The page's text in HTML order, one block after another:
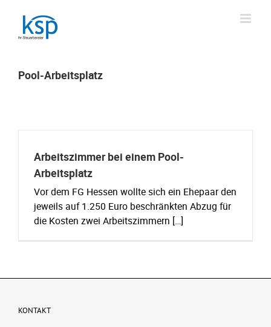
content
Pool-Arbeitsplatz
Arbeitszimmer bei einem Pool-
Arbeitsplatz
Vor dem FG Hessen wollte sich ein Ehepaar den
jeweils auf 1.250 Euro beschränkten Abzug für
die Kosten zwei Arbeitszimmern […]
KONTAKT